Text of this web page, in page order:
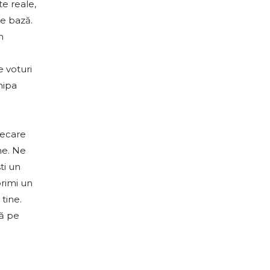
reale,
bază.
voturi
Ne
un
un
pe